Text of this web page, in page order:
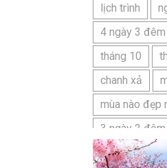
lịch trình
4 ngày 3 đêm
tháng 10
chanh xả
mùa nào đẹp
3 ngày 2 đêm
Bangkok